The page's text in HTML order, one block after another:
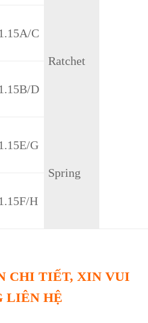
C
Ratchet
D
G
Spring
H
CHI TIẾT, XIN VUI
LIÊN HỆ